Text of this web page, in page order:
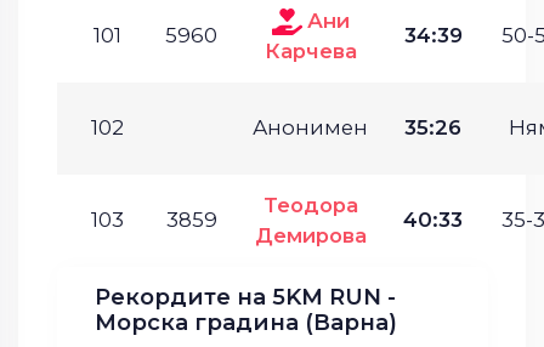
101 5960
Ани
Карчева
34:39 50-
102 Анонимен 35:26
103 3859
Теодора
Демирова
40:33 35-
Рекордите на 5KM RUN -
Морска градина (Варна)